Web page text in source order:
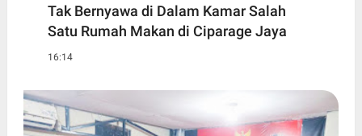
Tak Bernyawa di Dalam Kamar Salah
Satu Rumah Makan di Ciparage Jaya
16:14